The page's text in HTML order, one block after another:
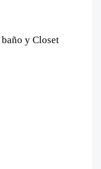
y Closet